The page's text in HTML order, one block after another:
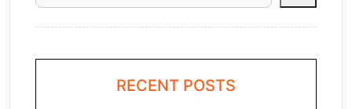
RECENT POSTS